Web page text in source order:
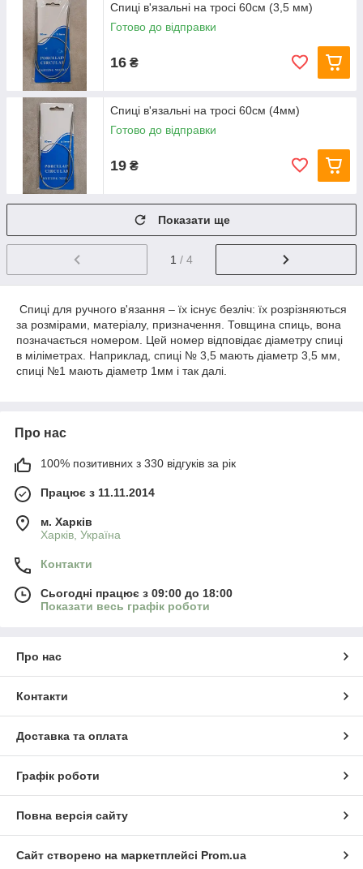
Спиці в'язальні на тросі 60см (3,5 мм)
Готово до відправки
16 ₴
Спиці в'язальні на тросі 60см (4мм)
Готово до відправки
19 ₴
Показати ще
1 / 4
Спиці для ручного в'язання – їх існує безліч: їх розрізняються
за розмірами, матеріалу, призначення. Товщина спиць, вона
позначається номером. Цей номер відповідає діаметру спиці
в міліметрах. Наприклад, спиці № 3,5 мають діаметр 3,5 мм,
спиці №1 мають діаметр 1мм і так далі.
Про нас
100% позитивних з 330 відгуків за рік
Працює з 11.11.2014
м. Харків
Харків, Україна
Контакти
Сьогодні працює з 09:00 до 18:00
Показати весь графік роботи
Про нас
Контакти
Доставка та оплата
Графік роботи
Повна версія сайту
Сайт створено на маркетплейсі Prom.ua